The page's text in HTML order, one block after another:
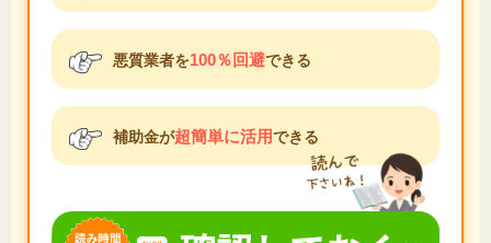
悪質業者を100％回避できる
補助金が超簡単に活用できる